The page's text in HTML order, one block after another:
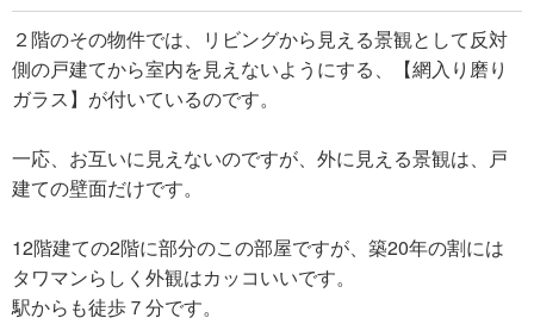
２階のその物件では、リビングから見える景観として反対
側の戸建てから室内を見えないようにする、【網入り磨り
ガラス】が付いているのです。
一応、お互いに見えないのですが、外に見える景観は、戸
建ての壁面だけです。
12階建ての2階に部分のこの部屋ですが、築20年の割には
タワマンらしく外観はカッコいいです。
駅からも徒歩７分です。